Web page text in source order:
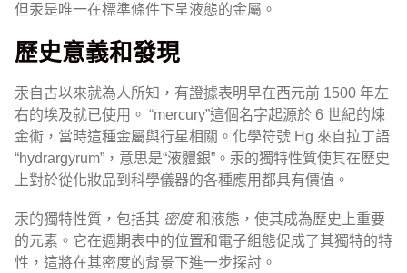
但汞是唯一在標準條件下呈液態的金屬。
歷史意義和發現
汞自古以來就為人所知，有證據表明早在西元前 1500 年左
右的埃及就已使用。 “mercury”這個名字起源於 6 世紀的煉
金術，當時這種金屬與行星相關。化學符號 Hg 來自拉丁語
“hydrargyrum”，意思是“液體銀”。汞的獨特性質使其在歷史
上對於從化妝品到科學儀器的各種應用都具有價值。
汞的獨特性質，包括其 密度和液態，使其成為歷史上重要
的元素。它在週期表中的位置和電子組態促成了其獨特的特
性，這將在其密度的背景下進一步探討。